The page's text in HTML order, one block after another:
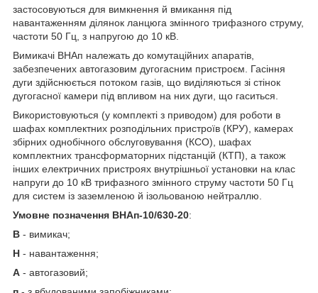
застосовуються для вимкнення й вмикання під
навантаженням ділянок ланцюга змінного трифазного струму,
частоти 50 Гц, з напругою до 10 кВ.
Вимикачі ВНАп належать до комутаційних апаратів,
забезпечених автогазовим дугогасним пристроєм. Гасіння
дуги здійснюється потоком газів, що виділяються зі стінок
дугогасної камери під впливом на них дуги, що гаситься.
Використовуються (у комплекті з приводом) для роботи в
шафах комплектних розподільних пристроїв (КРУ), камерах
збірних однобічного обслуговування (КСО), шафах
комплектних трансформаторних підстанцій (КТП), а також
інших електричних пристроях внутрішньої установки на клас
напруги до 10 кВ трифазного змінного струму частоти 50 Гц
для систем із заземленою й ізольованою нейтраллю.
Умовне позначення ВНАп-10/630-20:
В - вимикач;
Н - навантаження;
А - автогазовий;